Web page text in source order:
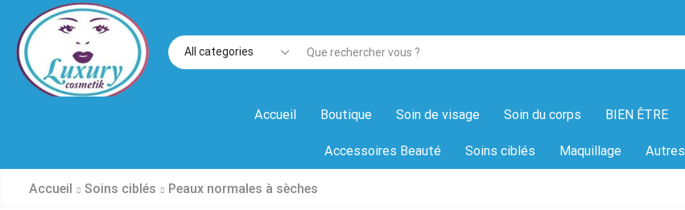
Accueil Boutique Soin de visage Soin du corps BIEN ÊTRE
Accessoires Beauté Soins ciblés Maquillage
Accueil Soins ciblés Peaux normales à sèches